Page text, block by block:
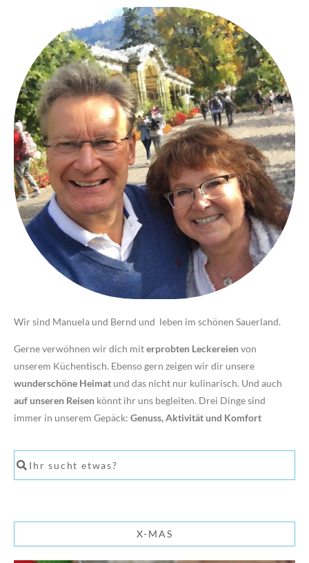
Wir sind Manuela und Bernd und leben im schönen Sauerland.
Gerne verwöhnen wir dich miterprobten Leckereienvon
unserem Küchentisch. Ebenso gern zeigen wir dir unsere
wunderschöne Heimat und das nicht nur kulinarisch. Und auch
auf unseren Reisen könnt ihr uns begleiten. Drei Dinge sind
immer in unserem Gepäck: Genuss, Aktivität und Komfort
X-MAS